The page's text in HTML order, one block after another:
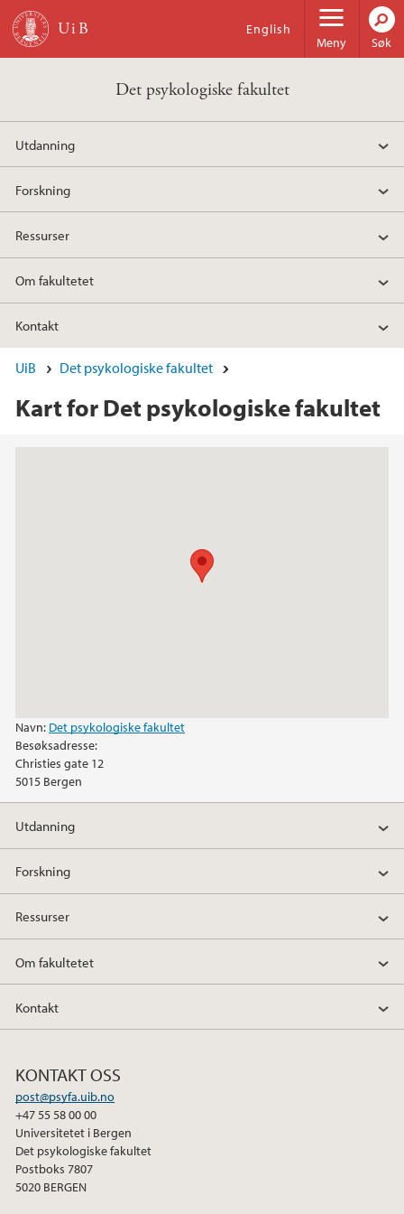
Hopp til hovedinnhold
Meny
English
Søk
Det psykologiske fakultet
Utdanning
Forskning
Ressurser
Om fakultetet
Kontakt
UiB Det psykologiske fakultet
Kart for Det psykologiske fakultet
Navn: Det psykologiske fakultet
Besøksadresse:
Christies gate 12
5015 Bergen
Utdanning
Forskning
Ressurser
Om fakultetet
Kontakt
KONTAKT OSS
post@psyfa.uib.no
+47 55 58 00 00
Universitetet i Bergen
Det psykologiske fakultet
Postboks 7807
5020 BERGEN